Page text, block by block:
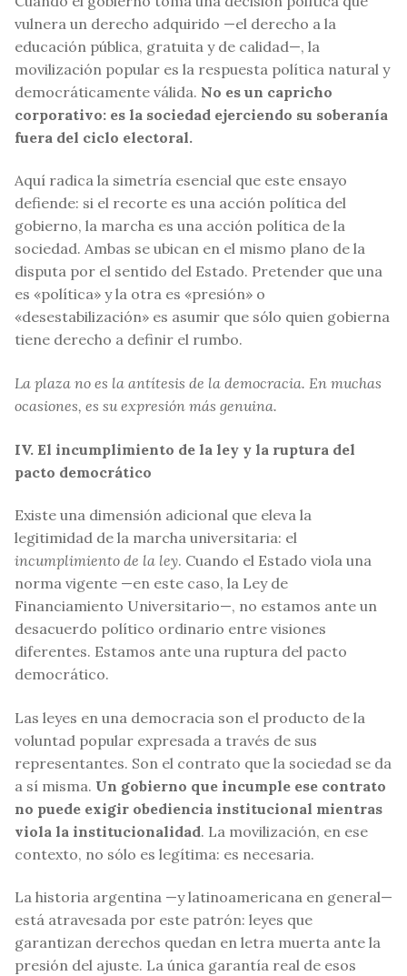
vulnera un derecho adquirido —el derecho a la
educación pública, gratuita y de calidad—, la
movilización popular es la respuesta política natural y
democráticamente válida. No es un capricho
corporativo: es la sociedad ejerciendo su soberanía
fuera del ciclo electoral.
Aquí radica la simetría esencial que este ensayo
defiende: si el recorte es una acción política del
gobierno, la marcha es una acción política de la
sociedad. Ambas se ubican en el mismo plano de la
disputa por el sentido del Estado. Pretender que una
es «política» y la otra es «presión» o
«desestabilización» es asumir que sólo quien gobierna
tiene derecho a definir el rumbo.
La plaza no es la antítesis de la democracia. En muchas
ocasiones, es su expresión más genuina.
IV. El incumplimiento de la ley y la ruptura del
pacto democrático
Existe una dimensión adicional que eleva la
legitimidad de la marcha universitaria: el
incumplimiento de la ley. Cuando el Estado viola una
norma vigente —en este caso, la Ley de
Financiamiento Universitario—, no estamos ante un
desacuerdo político ordinario entre visiones
diferentes. Estamos ante una ruptura del pacto
democrático.
Las leyes en una democracia son el producto de la
voluntad popular expresada a través de sus
representantes. Son el contrato que la sociedad se da
a sí misma. Un gobierno que incumple ese contrato
no puede exigir obediencia institucional mientras
viola la institucionalidad. La movilización, en ese
contexto, no sólo es legítima: es necesaria.
La historia argentina —y latinoamericana en general—
está atravesada por este patrón: leyes que
garantizan derechos quedan en letra muerta ante la
presión del ajuste. La única garantía real de esos